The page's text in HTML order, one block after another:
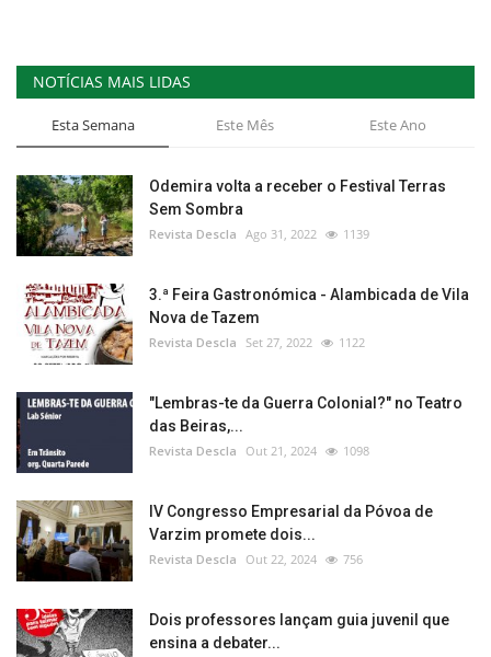
NOTÍCIAS MAIS LIDAS
Esta Semana Este Mês Este Ano
Odemira volta a receber o Festival Terras
Sem Sombra
Revista Descla Ago 31, 2022 1139
3.ª Feira Gastronómica - Alambicada de Vila
Nova de Tazem
Revista Descla Set 27, 2022 1122
"Lembras-te da Guerra Colonial?" no Teatro
das Beiras,...
Revista Descla Out 21, 2024 1098
IV Congresso Empresarial da Póvoa de
Varzim promete dois...
Revista Descla Out 22, 2024 756
Dois professores lançam guia juvenil que
ensina a debater...